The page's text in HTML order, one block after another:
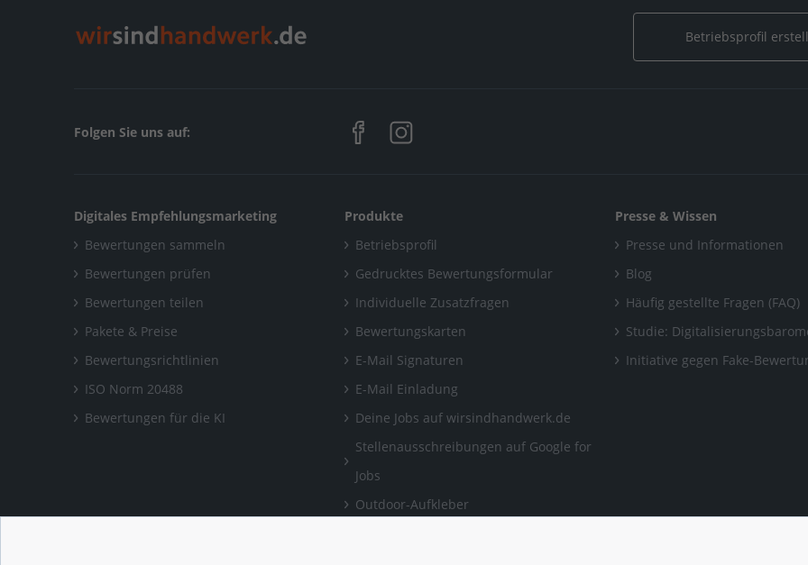
Betriebsprofil
Folgen Sie uns auf:
Digitales Empfehlungsmarketing
Bewertungen sammeln
Bewertungen prüfen
Bewertungen teilen
Pakete & Preise
Bewertungsrichtlinien
ISO Norm 20488
Bewertungen für die KI
Produkte
Betriebsprofil
Gedrucktes Bewertungsformular
Individuelle Zusatzfragen
Bewertungskarten
E-Mail Signaturen
E-Mail Einladung
Deine Jobs auf wirsindhandwerk.de
Stellenausschreibungen auf Google for
Jobs
Outdoor-Aufkleber
Presse & Wissen
Presse und Informationen
Blog
Häufig gestellte Fragen (FAQ)
Studie:
Initiative gegen Fake-